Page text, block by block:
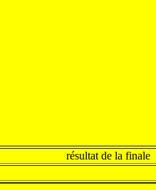
résultat de la finale